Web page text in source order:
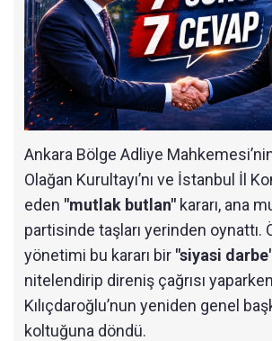
Ankara Bölge Adliye
Olağan Kurultayı’nı ve İstanbul İl
eden "mutlak butlan" kararı, ana
partisinde taşları yerinden oynattı.
yönetimi bu kararı bir "siyasi
nitelendirip direniş çağrısı
Kılıçdaroğlu’nun yeniden genel
koltuğuna döndü.